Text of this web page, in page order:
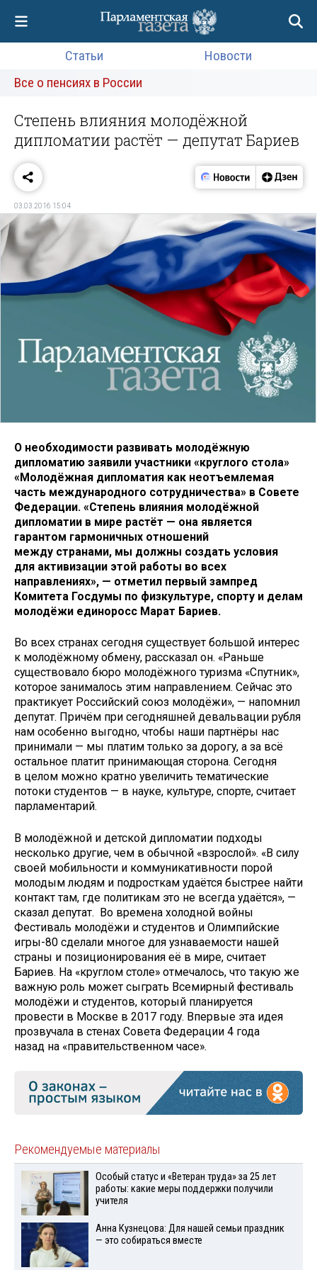
Статьи
Новости
Все о пенсиях в России
Степень влияния молодёжной
дипломатии растёт — депутат Бариев
03.03.2016 15:04
О необходимости развивать молодёжную
дипломатию заявили участники «круглого стола»
«Молодёжная дипломатия как неотъемлемая
часть международного сотрудничества» в Совете
Федерации. «Степень влияния молодёжной
дипломатии в мире растёт — она является
гарантом гармоничных отношений
между странами, мы должны создать условия
для активизации этой работы во всех
направлениях», — отметил первый зампред
Комитета Госдумы по физкультуре, спорту и делам
молодёжи единоросс Марат Бариев.
Во всех странах сегодня существует большой интерес
к молодёжному обмену, рассказал он. «Раньше
существовало бюро молодёжного туризма «Спутник»,
которое занималось этим направлением. Сейчас это
практикует Российский союз молодёжи», — напомнил
депутат. Причём при сегодняшней девальвации рубля
нам особенно выгодно, чтобы наши партнёры нас
принимали — мы платим только за дорогу, а за всё
остальное платит принимающая сторона. Сегодня
в целом можно кратно увеличить тематические
потоки студентов — в науке, культуре, спорте, считает
парламентарий.
В молодёжной и детской дипломатии подходы
несколько другие, чем в обычной «взрослой». «В силу
своей мобильности и коммуникативности порой
молодым людям и подросткам удаётся быстрее найти
контакт там, где политикам это не всегда удаётся», —
сказал депутат. Во времена холодной войны
Фестиваль молодёжи и студентов и Олимпийские
игры-80 сделали многое для узнаваемости нашей
страны и позиционирования её в мире, считает
Бариев. На «круглом столе» отмечалось, что такую же
важную роль может сыграть Всемирный фестиваль
молодёжи и студентов, который планируется
провести в Москве в 2017 году. Впервые эта идея
прозвучала в стенах Совета Федерации 4 года
назад на «правительственном часе».
Рекомендуемые материалы
Особый статус и «Ветеран труда» за 25 лет
работы: какие меры поддержки получили
учителя
Анна Кузнецова: Для нашей семьи праздник
— это собираться вместе